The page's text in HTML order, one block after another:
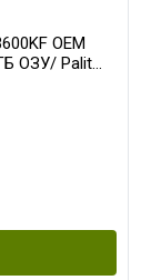
OEM
ОЗУ/ Palit
3xDP